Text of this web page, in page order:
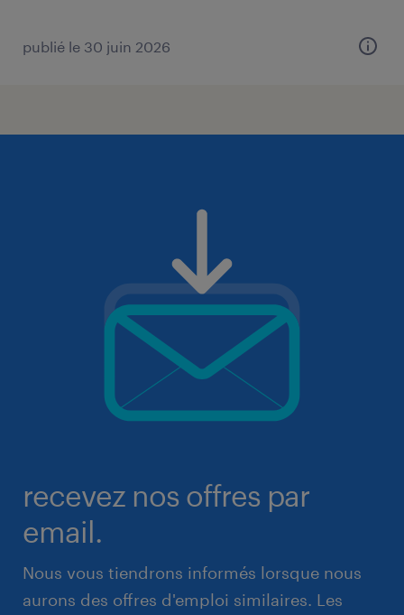
publié le 30 juin 2026
recevez nos offres par
email.
Nous vous tiendrons informés lorsque nous
aurons des offres d'emploi similaires. Les